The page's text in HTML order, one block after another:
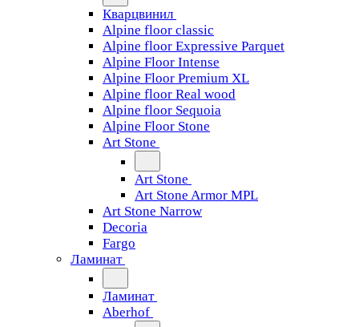
Кварцвинил
Alpine floor classic
Alpine floor Expressive Parquet
Alpine Floor Intense
Alpine Floor Premium XL
Alpine floor Real wood
Alpine floor Sequoia
Alpine Floor Stone
Art Stone
Art Stone
Art Stone Armor MPL
Art Stone Narrow
Decoria
Fargo
Ламинат
Ламинат
Aberhof